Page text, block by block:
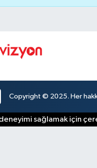
Copyright © 2025. Her hakkı
sağlamak için